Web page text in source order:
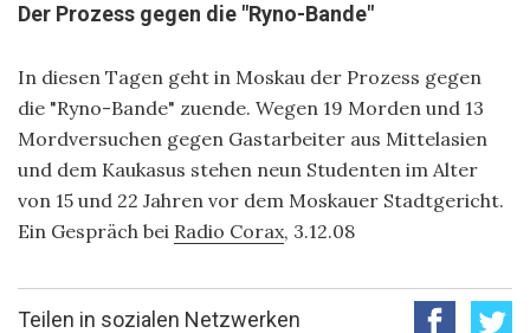
Der Prozess gegen die "Ryno-Bande"
In diesen Tagen geht in Moskau der Prozess gegen
die "Ryno-Bande" zuende. Wegen 19 Morden und 13
Mordversuchen gegen Gastarbeiter aus Mittelasien
und dem Kaukasus stehen neun Studenten im Alter
von 15 und 22 Jahren vor dem Moskauer Stadtgericht.
Ein Gespräch bei Radio Corax, 3.12.08
Teilen in sozialen Netzwerken